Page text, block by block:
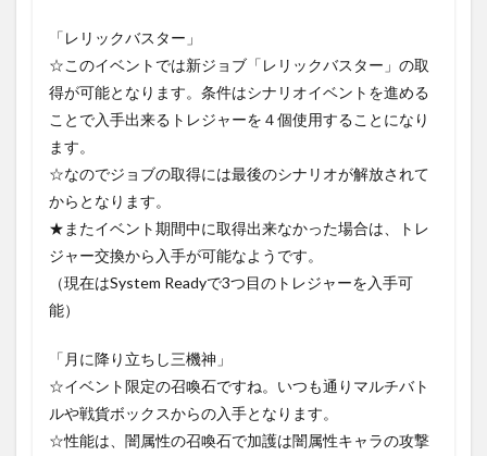
「レリックバスター」
☆このイベントでは新ジョブ「レリックバスター」の取
得が可能となります。条件はシナリオイベントを進める
ことで入手出来るトレジャーを４個使用することになり
ます。
☆なのでジョブの取得には最後のシナリオが解放されて
からとなります。
★またイベント期間中に取得出来なかった場合は、トレ
ジャー交換から入手が可能なようです。
（現在はSystem Readyで3つ目のトレジャーを入手可
能）
「月に降り立ちし三機神」
☆イベント限定の召喚石ですね。いつも通りマルチバト
ルや戦貨ボックスからの入手となります。
☆性能は、闇属性の召喚石で加護は闇属性キャラの攻撃